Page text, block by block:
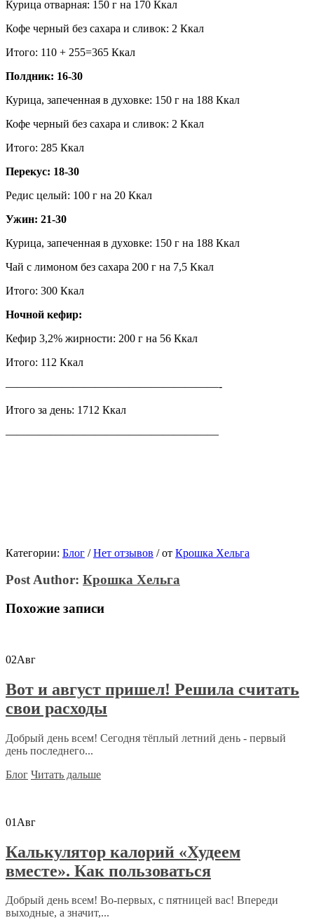
Курица отварная: 150 г на 170 Ккал
Кофе черный без сахара и сливок: 2 Ккал
Итого: 110 + 255=365 Ккал
Полдник: 16-30
Курица, запеченная в духовке: 150 г на 188 Ккал
Кофе черный без сахара и сливок: 2 Ккал
Итого: 285 Ккал
Перекус: 18-30
Редис целый: 100 г на 20 Ккал
Ужин: 21-30
Курица, запеченная в духовке: 150 г на 188 Ккал
Чай с лимоном без сахара 200 г на 7,5 Ккал
Итого: 300 Ккал
Ночной кефир:
Кефир 3,2% жирности: 200 г на 56 Ккал
Итого: 112 Ккал
———————————————————-
Итого за день: 1712 Ккал
———————————————————
Категории: Блог / Нет отзывов /от Крошка Хельга
Post Author: Крошка Хельга
Похожие записи
02Авг
Вот и август пришел! Решила считать
свои расходы
Добрый день всем! Сегодня тёплый летний день - первый
день последнего...
Блог Читать дальше
01 Авг
Калькулятор калорий «Худеем
вместе». Как пользоваться
Добрый день всем! Во-первых, с пятницей вас! Впереди
выходные, а значит,...